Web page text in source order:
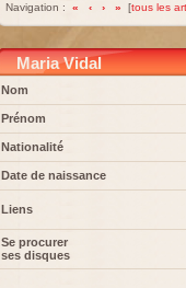
Navigation : « ‹ › » [tous les
Maria Vidal
Nom
Prénom
Nationalité
Date de naissance
Liens
Se procurer
ses disques